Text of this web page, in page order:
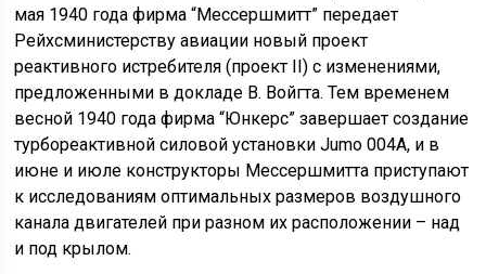
мая 1940 года фирма “Мессершмитт” передает
Рейхсминистерству авиации новый проект
реактивного истребителя (проект II) с изменениями,
предложенными в докладе В. Войгта. Тем временем
весной 1940 года фирма “Юнкерс” завершает создание
турбореактивной силовой установки Jumo 004А, и в
июне и июле конструкторы Мессершмитта приступают
к исследованиям оптимальных размеров воздушного
канала двигателей при разном их расположении – над
и под крылом.